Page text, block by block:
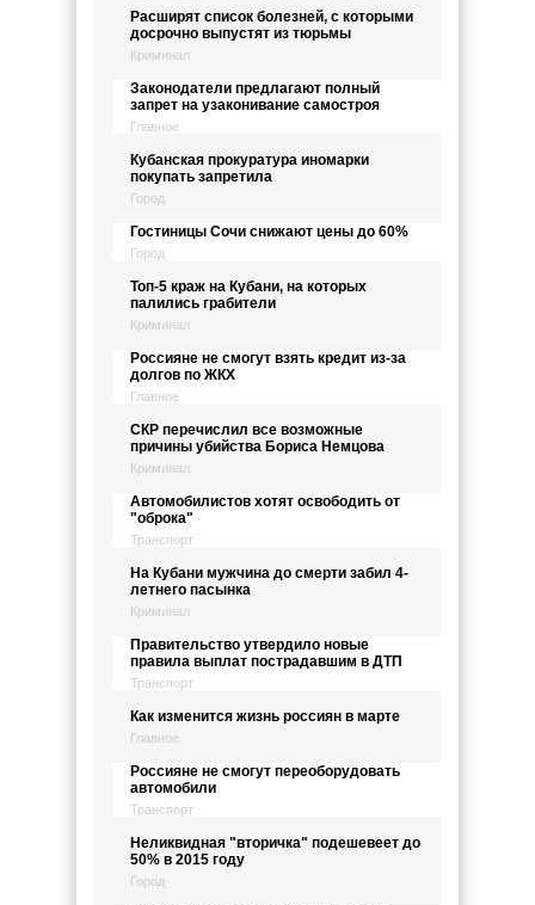
Расширят список болезней, с которыми
досрочно выпустят из тюрьмы
Криминал
Законодатели предлагают полный
запрет на узаконивание самостроя
Главное
Кубанская прокуратура иномарки
покупать запретила
Город
Гостиницы Сочи снижают цены до 60%
Город
Топ-5 краж на Кубани, на которых
палились грабители
Криминал
Россияне не смогут взять кредит из-за
долгов по ЖКХ
Главное
СКР перечислил все возможные
причины убийства Бориса Немцова
Криминал
Автомобилистов хотят освободить от
"оброка"
Транспорт
На Кубани мужчина до смерти забил 4-
летнего пасынка
Криминал
Правительство утвердило новые
правила выплат пострадавшим в ДТП
Транспорт
Как изменится жизнь россиян в марте
Главное
Россияне не смогут переоборудовать
автомобили
Транспорт
Неликвидная "вторичка" подешевеет до
50% в 2015 году
Город